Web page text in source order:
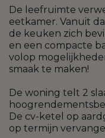
De leefruimte
eetkamer. Vanuit
de keuken zich
en een compacte
volop
smaak te maken!
De woning telt 2
De cv-ketel op
op termijn